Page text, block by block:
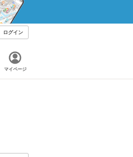
ログイン
マイページ